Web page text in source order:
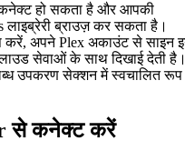
हो सकता है और आपकी
ब्राउज़ कर सकता है।
अपने Plex अकाउंट से साइन
सेवाओं के साथ दिखाई देती
उपकरण सेक्शन में स्वचालित रूप
से कनेक्ट करें